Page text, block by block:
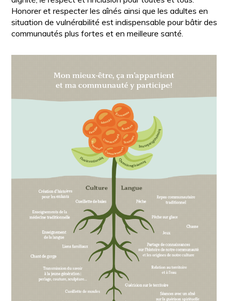
Honorer et respecter les aînés ainsi que les adultes en
situation de vulnérabilité est indispensable pour bâtir des
communautés plus fortes et en meilleure santé.